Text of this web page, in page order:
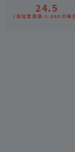
24.5
(当社実測値-3.00Dの場